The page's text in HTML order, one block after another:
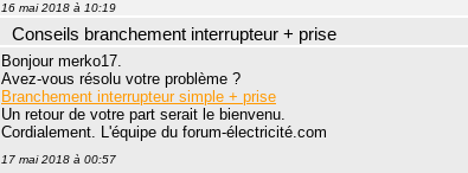
16 mai 2018 à 10:19
Conseils branchement interrupteur + prise
Bonjour merko17.
Avez-vous résolu votre problème ?
Branchement interrupteur simple + prise
Un retour de votre part serait le bienvenu.
Cordialement. L'équipe du forum-électricité.com
17 mai 2018 à 00:57